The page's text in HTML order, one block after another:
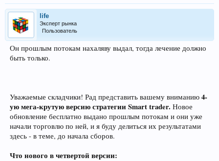
life
Эксперт рынка
Пользователь
Он прошлым потокам нахаляву выдал, тогда лечение должно
быть только.
Уважаемые складчики! Рад представить вашему вниманию 4-
ую мега-крутую версию стратегии Smart trader. Новое
обновление бесплатно выдано прошлым потокам и они уже
начали торговлю по ней, и я буду делиться их результатами
здесь - в теме, до начала сборов.
Что нового в четвертой версии: